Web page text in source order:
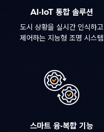
AI·IoT 통합 솔루션
도시 상황을 실시간 인식하고
제어하는 지능형 조명 시스템
스마트 융·복합 기능